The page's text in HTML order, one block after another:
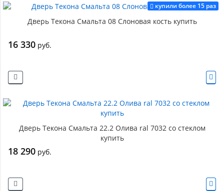
купили более 15 раз
Дверь Текона Смальта 08 Слоновая кость купить
16 330 руб.
Дверь Текона Смальта 22.2 Олива ral 7032 со стеклом
купить
18 290 руб.